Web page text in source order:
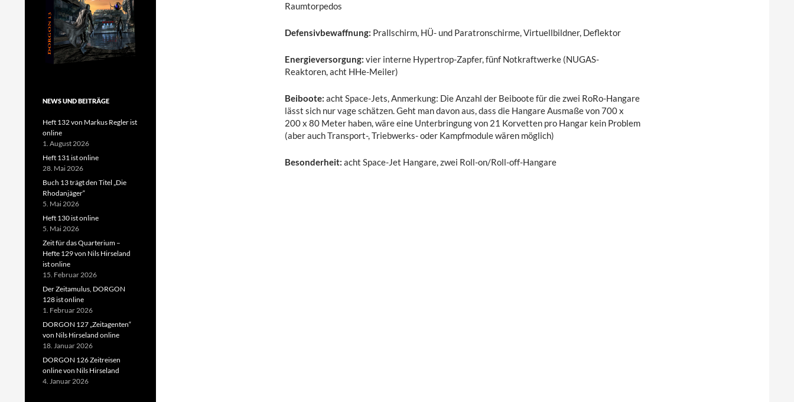
Raumtorpedos
Defensivbewaffnung: Prallschirm, HÜ- und Paratronschirme, Virtuellbildner, Deflektor
Energieversorgung: vier interne Hypertrop-Zapfer, fünf Notkraftwerke (NUGAS-
Reaktoren, acht HHe-Meiler)
Beiboote: acht Space-Jets, Anmerkung: Die Anzahl der Beiboote für die zwei RoRo-Hangare
lässt sich nur vage schätzen. Geht man davon aus, dass die Hangare Ausmaße von 700 x
200 x 80 Meter haben, wäre eine Unterbringung von 21 Korvetten pro Hangar kein Problem
(aber auch Transport-, Triebwerks- oder Kampfmodule wären möglich)
Besonderheit: acht Space-Jet Hangare, zwei Roll-on/Roll-off-Hangare
NEWS UND BEITRÄGE
Heft 132 von Markus Regler ist
online
1. August 2026
Heft 131 ist online
28. Mai 2026
Buch 13 trägt den Titel „Die
Rhodanjäger“
5. Mai 2026
Heft 130 ist online
5. Mai 2026
Zeit für das Quarterium –
Hefte 129 von Nils Hirseland
ist online
15. Februar 2026
Der Zeitamulus, DORGON
128 ist online
1. Februar 2026
DORGON 127 „Zeitagenten“
von Nils Hirseland online
18. Januar 2026
DORGON 126 Zeitreisen
online von Nils Hirseland
4. Januar 2026